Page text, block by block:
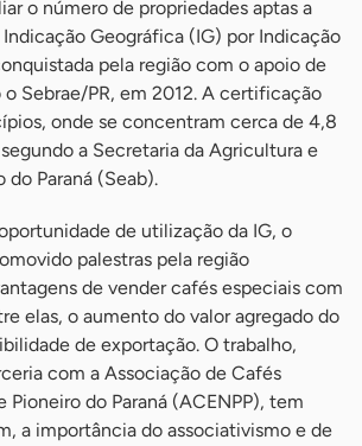
o número de propriedades aptas a
Geográfica (IG) por Indicação
pela região com o apoio de
Sebrae/PR, em 2012. A certificação
onde se concentram cerca de 4,8
a Secretaria da Agricultura e
Paraná (Seab).
de utilização da IG, o
palestras pela região
de vender cafés especiais com
elas, o aumento do valor agregado do
de exportação. O trabalho,
com a Associação de Cafés
Pioneiro do Paraná (ACENPP), tem
a importância do associativismo e de